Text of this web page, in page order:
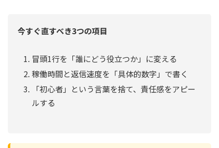
今すぐ直すべき3つの項目
冒頭1行を「誰にどう役立つか」に変える
稼働時間と返信速度を「具体的数字」で書く
「初心者」という言葉を捨て、責任感をアピー
ルする